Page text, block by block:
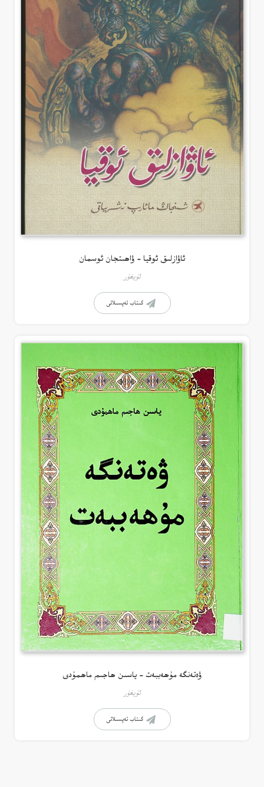
ئاۋازلىق ئوقيا – ۋاھىتجان ئوسمان
ئۇيغۇر
كىتاب تەپسىلاتى
ۋەتەنگە مۇھەببەت – ياسىن ھاجىم ماھمۇدى
ئۇيغۇر
كىتاب تەپسىلاتى